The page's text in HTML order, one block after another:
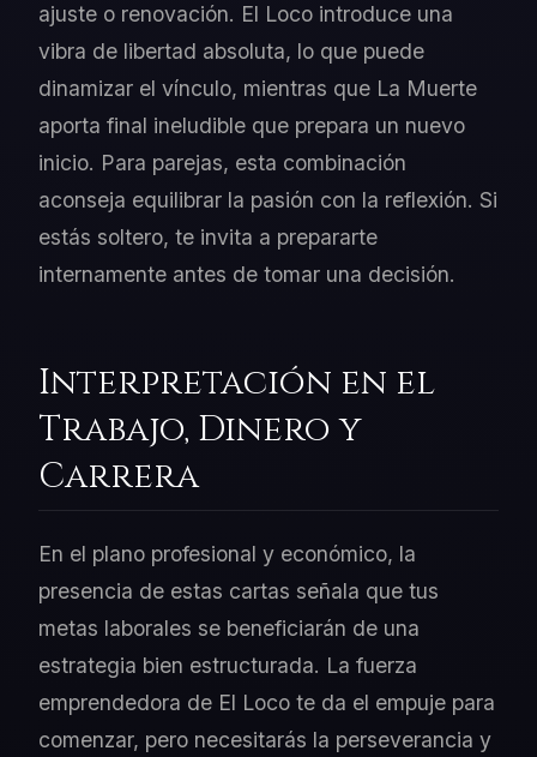
ajuste o renovación. El Loco introduce una
vibra de libertad absoluta, lo que puede
dinamizar el vínculo, mientras que La Muerte
aporta final ineludible que prepara un nuevo
inicio. Para parejas, esta combinación
aconseja equilibrar la pasión con la reflexión. Si
estás soltero, te invita a prepararte
internamente antes de tomar una decisión.
Interpretación en el
Trabajo, Dinero y
Carrera
En el plano profesional y económico, la
presencia de estas cartas señala que tus
metas laborales se beneficiarán de una
estrategia bien estructurada. La fuerza
emprendedora de El Loco te da el empuje para
comenzar, pero necesitarás la perseverancia y